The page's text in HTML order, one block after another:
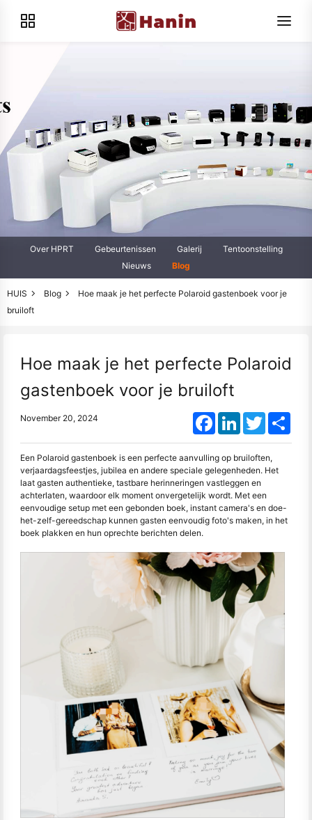
Over HPRT Gebeurtenissen Galerij
Tentoonstelling
Nieuws
Blog
HUIS Blog
Hoe maak je het perfecte Polaroid gastenboek voor je
bruiloft
Hoe maak je het perfecte Polaroid
gastenboek voor je bruiloft
November 20, 2024 FacebookLinkedInTwitter
Een Polaroid gastenboek is een perfecte aanvulling op bruiloften,
verjaardagsfeestjes, jubilea en andere speciale gelegenheden. Het
laat gasten authentieke, tastbare herinneringen vastleggen en
achterlaten, waardoor elk moment onvergetelijk wordt. Met een
eenvoudige setup met een gebonden boek, instant camera's en doe-
het-zelf-gereedschap kunnen gasten eenvoudig foto's maken, in het
boek plakken en hun oprechte berichten delen.